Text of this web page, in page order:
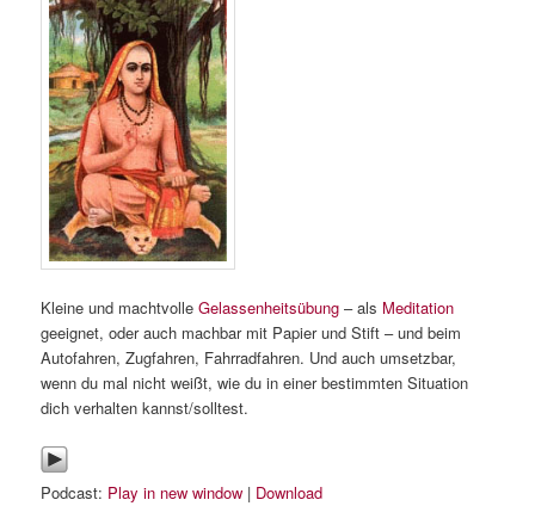
Kleine und machtvolleGelassenheitsübung – als Meditation
geeignet, oder auch machbar mit Papier und Stift – und beim
Autofahren, Zugfahren, Fahrradfahren. Und auch umsetzbar,
wenn du mal nicht weißt, wie du in einer bestimmten Situation
dich verhalten kannst/solltest.
Podcast: Play in new window | Download